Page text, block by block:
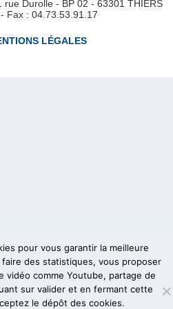
Durolle - BP 02 - 63301 THIERS
Fax : 04.73.53.91.17
LÉGALES
pour vous garantir la meilleure
des statistiques, vous proposer
vidéo comme Youtube, partage de
sur valider et en fermant cette
le dépôt des cookies.